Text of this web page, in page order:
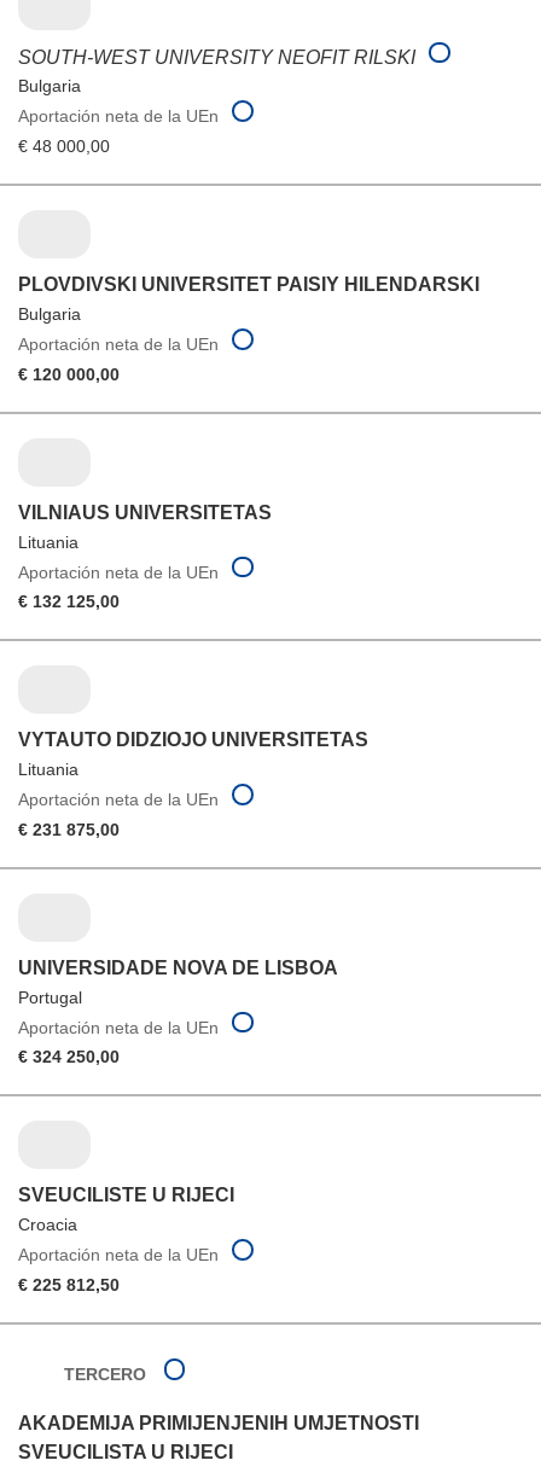
SOUTH-WEST UNIVERSITY NEOFIT RILSKI
Bulgaria
Aportación neta de la UEn
€ 48 000,00
PLOVDIVSKI UNIVERSITET PAISIY HILENDARSKI
Bulgaria
Aportación neta de la UEn
€ 120 000,00
VILNIAUS UNIVERSITETAS
Lituania
Aportación neta de la UEn
€ 132 125,00
VYTAUTO DIDZIOJO UNIVERSITETAS
Lituania
Aportación neta de la UEn
€ 231 875,00
UNIVERSIDADE NOVA DE LISBOA
Portugal
Aportación neta de la UEn
€ 324 250,00
SVEUCILISTE U RIJECI
Croacia
Aportación neta de la UEn
€ 225 812,50
TERCERO
AKADEMIJA PRIMIJENJENIH UMJETNOSTI
SVEUCILISTA U RIJECI